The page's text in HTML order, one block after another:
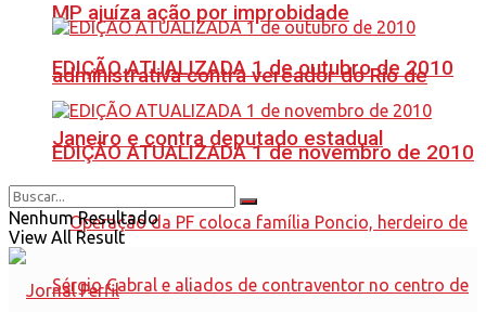
MP ajuíza ação por improbidade
administrativa contra vereador do Rio de
Janeiro e contra deputado estadual
EDIÇÃO ATUALIZADA 1 de outubro de 2010
EDIÇÃO ATUALIZADA 1 de novembro de 2010
Nenhum Resultado
View All Result